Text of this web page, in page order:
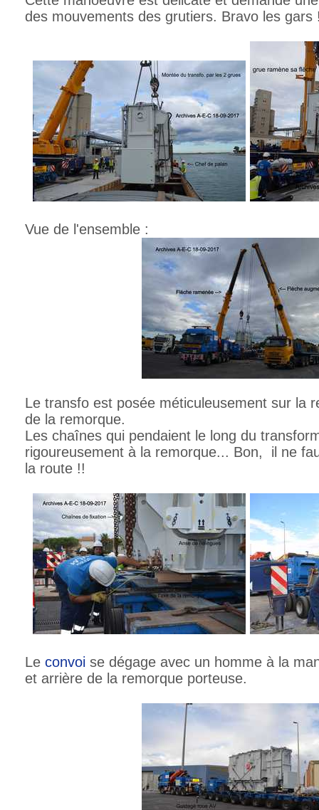
des mouvements des grutiers. Bravo les gars
Vue de l'ensemble :
Le transfo est posée méticuleusement sur la
de la remorque.
Les chaînes qui pendaient le long du
rigoureusement à la remorque... Bon, il ne
la route !!
Le convoi se dégage avec un homme à la
et arrière de la remorque porteuse.